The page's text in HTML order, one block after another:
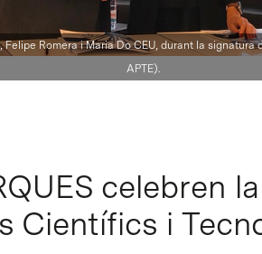
Felipe Romera i Maria Do CEU, durant la
APTE).
celebren
Científics i